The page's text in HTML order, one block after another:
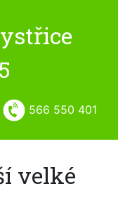
566 550 401
velké